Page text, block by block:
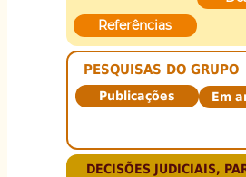
Referências
PESQUISAS DO GRUPO
Publicações Em
DECISÕES JUDICIAIS,